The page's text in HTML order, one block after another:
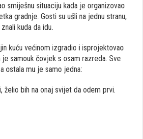
smiješnu situaciju kada je organizovao
gradnje. Gosti su ušli na jednu stranu,
kuda da idu.
kuću većinom izgradio i isprojektovao
samouk čovjek s osam razreda. Sve
ostala mu je samo jedna:
želio bih na onaj svijet da odem prvi.